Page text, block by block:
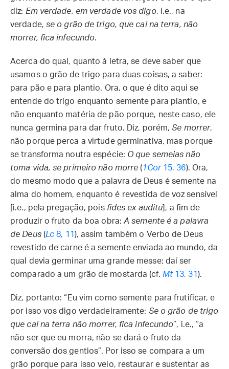
diz: Em verdade, em verdade vos digo, i.e., na
verdade, se o grão de trigo, que cai na terra, não
morrer, fica infecundo.
Acerca do qual, quanto à letra, se deve saber que
usamos o grão de trigo para duas coisas, a saber:
para pão e para plantio. Ora, o que é dito aqui se
entende do trigo enquanto semente para plantio, e
não enquanto matéria de pão porque, neste caso, ele
nunca germina para dar fruto. Diz, porém,Se morrer,
não porque perca a virtude germinativa, mas porque
se transforma noutra espécie: O que semeias não
toma vida, se primeiro não morre (1Cor15, 36). Ora,
do mesmo modo que a palavra de Deus é semente na
alma do homem, enquanto é revestida de voz sensível
[i.e., pela pregação, pois fides ex auditu ], a fim de
produzir o fruto da boa obra:A semente é a palavra
de Deus(Lc 8, 11 ), assim também o Verbo de Deus
revestido de carne é a semente enviada ao mundo, da
qual devia germinar uma grande messe; daí ser
comparado a um grão de mostarda (cf. Mt13, 31 ).
Diz, portanto: “Eu vim como semente para frutificar, e
por isso vos digo verdadeiramente: Se o grão de trigo
que cai na terra não morrer, fica infecundo”, i.e., “a
não ser que eu morra, não se dará o fruto da
conversão dos gentios”. Por isso se compara a um
grão porque para isso veio, restaurar e sustentar as